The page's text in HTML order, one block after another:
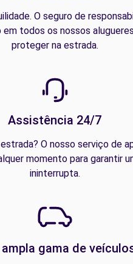
O seguro de
todos os nossos
proteger na estrada.
Assistência 24/7
O nosso serviço de
momento para garantir
ininterrupta.
ampla gama de